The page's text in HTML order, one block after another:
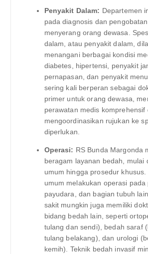
Penyakit Dalam: Departemen
pada diagnosis dan
menyerang orang dewasa.
dalam, atau penyakit dalam,
menangani berbagai kondisi
diabetes, hipertensi, penyakit
pernapasan, dan penyakit
sering kali berperan sebagai
primer untuk orang dewasa,
perawatan medis komprehensif
mengoordinasikan rujukan ke
diperlukan.
Operasi: RS Bunda Margonda
beragam layanan bedah, mulai
umum hingga prosedur
umum melakukan operasi pada
payudara, dan bagian tubuh
sakit mungkin juga memiliki
bidang bedah lain, seperti
tulang dan sendi), bedah saraf
tulang belakang), dan urologi
kemih). Teknik bedah invasif